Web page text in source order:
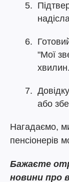
"Мої
хвилин.
або
Нагадаємо,
пенсіонерів
Бажаєте
новини про